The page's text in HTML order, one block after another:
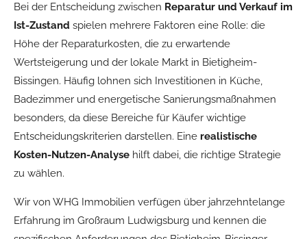
Bei der Entscheidung zwischen Reparatur und Verkauf im
Ist-Zustand spielen mehrere Faktoren eine Rolle: die
Höhe der Reparaturkosten, die zu erwartende
Wertsteigerung und der lokale Markt in Bietigheim-
Bissingen. Häufig lohnen sich Investitionen in Küche,
Badezimmer und energetische Sanierungsmaßnahmen
besonders, da diese Bereiche für Käufer wichtige
Entscheidungskriterien darstellen. Eine realistische
Kosten-Nutzen-Analyse hilft dabei, die richtige Strategie
zu wählen.
Wir von WHG Immobilien verfügen über jahrzehntelange
Erfahrung im Großraum Ludwigsburg und kennen die